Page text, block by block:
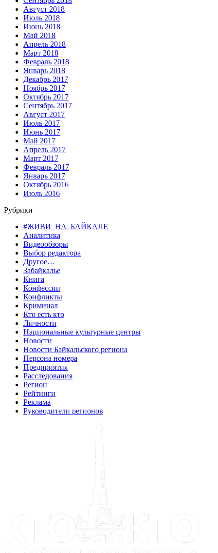
Август 2018
Июль 2018
Июнь 2018
Май 2018
Апрель 2018
Март 2018
Февраль 2018
Январь 2018
Декабрь 2017
Ноябрь 2017
Октябрь 2017
Сентябрь 2017
Август 2017
Июль 2017
Июнь 2017
Май 2017
Апрель 2017
Март 2017
Февраль 2017
Январь 2017
Октябрь 2016
Июль 2016
Рубрики
#ЖИВИ_НА_БАЙКАЛЕ
Аналитика
Видеообзоры
Выбор редактора
Другое…
Забайкалье
Книга
Конфессии
Конфликты
Криминал
Кто есть кто
Личности
Национальные культурные центры
Новости
Новости Байкальского региона
Персона номера
Предприятия
Расследования
Регион
Рейтинги
Реклама
Руководители регионов